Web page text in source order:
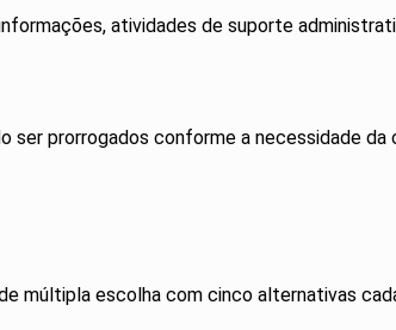
atividades de suporte
prorrogados conforme a necessidade da
múltipla escolha com cinco alternativas